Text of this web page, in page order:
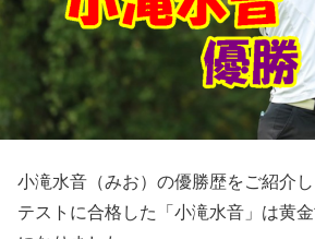
小滝水音（みお）の優勝歴をご紹介
テストに合格した「小滝水音」は黄